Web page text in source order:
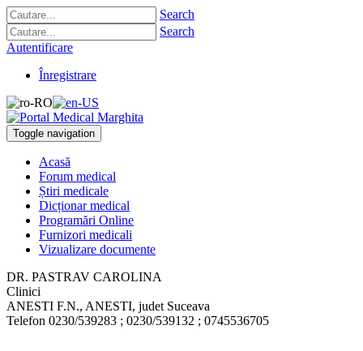
Search
Search
Autentificare
Înregistrare
Toggle navigation
Acasă
Forum medical
Știri medicale
Dicționar medical
Programări Online
Furnizori medicali
Vizualizare documente
DR. PASTRAV CAROLINA
Clinici
ANESTI F.N., ANESTI, judet Suceava
Telefon 0230/539283 ; 0230/539132 ; 0745536705